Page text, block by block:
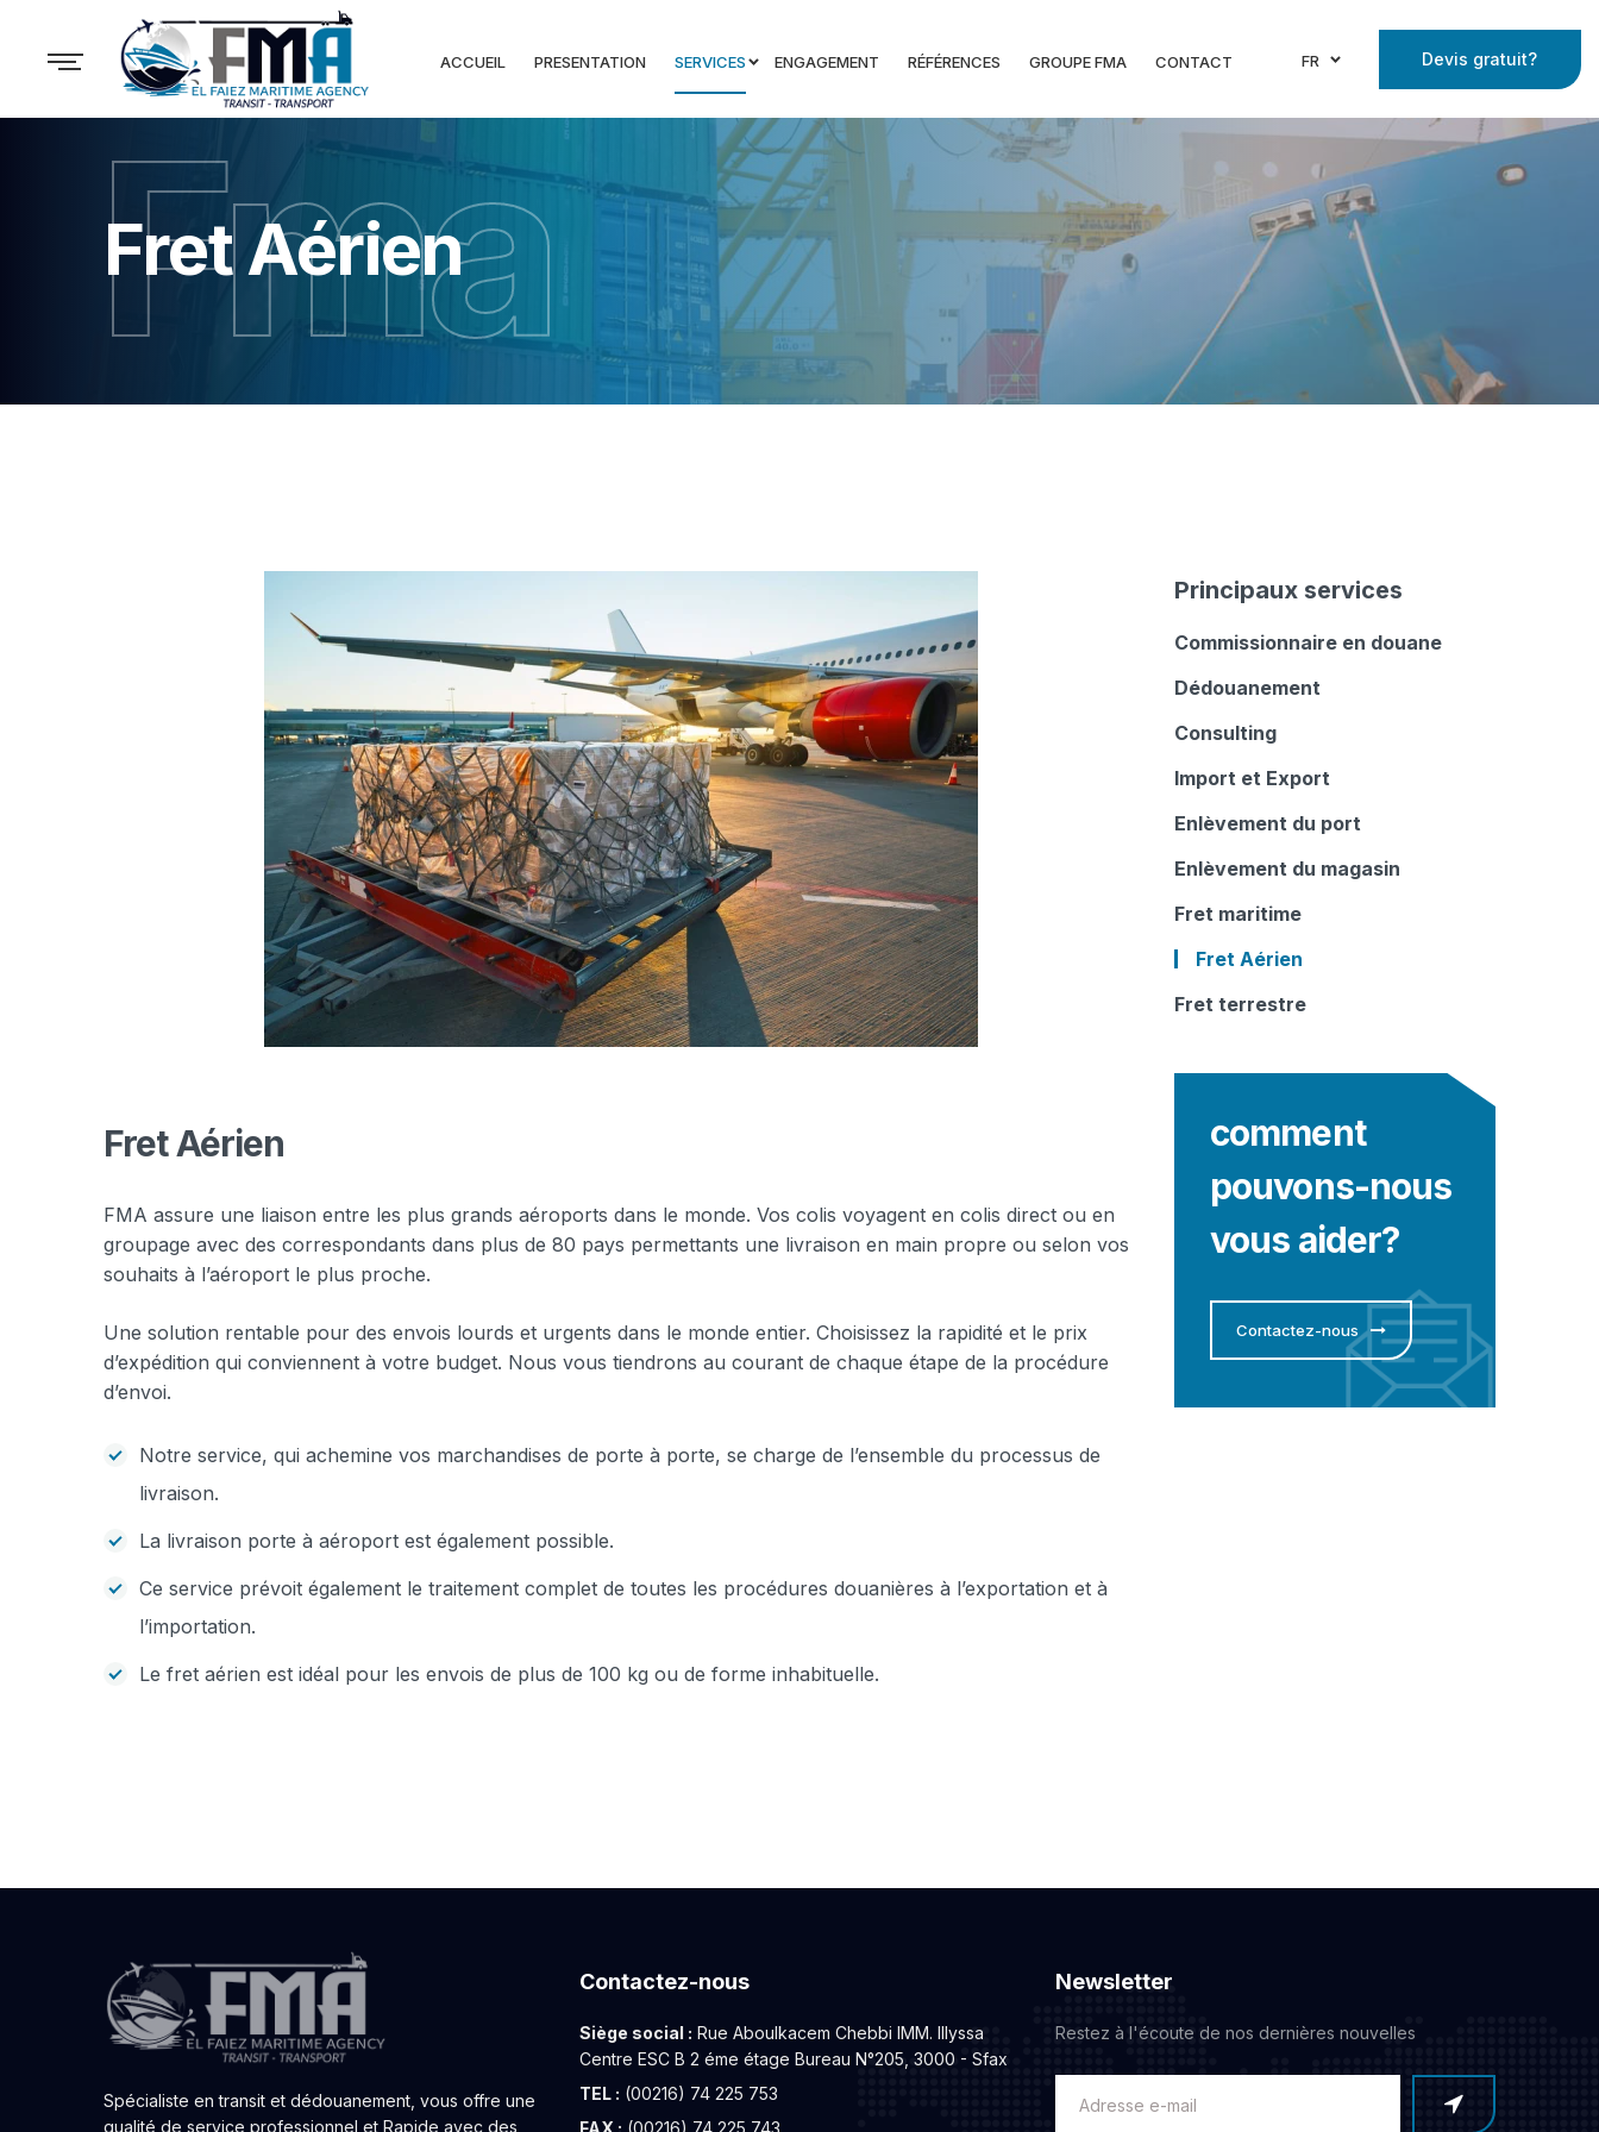
ACCUEIL PRESENTATION SERVICES ENGAGEMENT RÉFÉRENCES GROUPE FMA CONTACT FR Devis gratuit?
Fma
Fret Aérien
Fret Aérien
FMA assure une liaison entre les plus grands aéroports dans le monde. Vos colis voyagent en colis direct ou en
groupage avec des correspondants dans plus de 80 pays permettants une livraison en main propre ou selon vos
souhaits à l’aéroport le plus proche.
Une solution rentable pour des envois lourds et urgents dans le monde entier. Choisissez la rapidité et le prix
d’expédition qui conviennent à votre budget. Nous vous tiendrons au courant de chaque étape de la procédure
d’envoi.
Notre service, qui achemine vos marchandises de porte à porte, se charge de l’ensemble du processus de
livraison.
La livraison porte à aéroport est également possible.
Ce service prévoit également le traitement complet de toutes les procédures douanières à l’exportation et à
l’importation.
Le fret aérien est idéal pour les envois de plus de 100 kg ou de forme inhabituelle.
Principaux services
Commissionnaire en douane
Dédouanement
Consulting
Import et Export
Enlèvement du port
Enlèvement du magasin
Fret maritime
Fret Aérien
Fret terrestre
comment
pouvons-nous
vous aider?
Contactez-nous
Spécialiste en transit et dédouanement, vous offre une
qualité de service professionnel et Rapide avec des
Contactez-nous
Siège social : Rue Aboulkacem Chebbi IMM. Illyssa
Centre ESC B 2 éme étage Bureau N°205, 3000 - Sfax
TEL : (00216) 74 225 753
FAX : (00216) 74 225 743
Newsletter
Restez à l'écoute de nos dernières nouvelles